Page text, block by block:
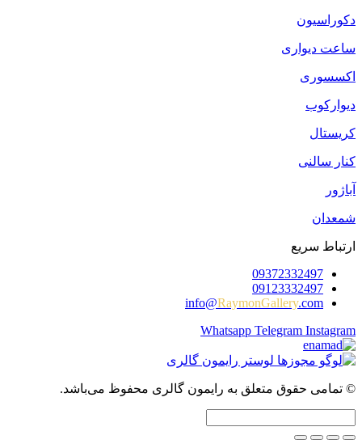
دکوراسیون
ساعت دیواری
اکسسوری
دیوارکوب
کریستال
کنار سالنی
آباژور
شمعدان
ارتباط سریع
09372332497
09123332497
info@RaymonGallery.com
Whatsapp Telegram Instagram
© تمامی حقوق متعلق به رایمون گالری محفوظ می‌باشد.